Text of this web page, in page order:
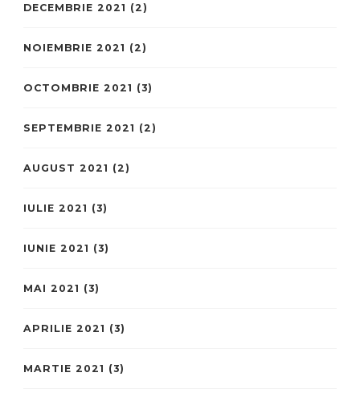
DECEMBRIE 2021 (2)
NOIEMBRIE 2021 (2)
OCTOMBRIE 2021 (3)
SEPTEMBRIE 2021 (2)
AUGUST 2021 (2)
IULIE 2021 (3)
IUNIE 2021 (3)
MAI 2021 (3)
APRILIE 2021 (3)
MARTIE 2021 (3)